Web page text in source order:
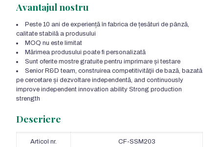
Avantajul nostru
Peste 10 ani de experiență în fabrica de țesături de pânză,
calitate stabilă a produsului
MOQ nu este limitat
Mărimea produsului poate fi personalizată
Sunt oferite mostre gratuite pentru imprimare și testare
Senior R&D team, construirea competitivităţii de bază, bazată
pe cercetare și dezvoltare independentă, and continuously
improve independent innovation ability Strong production
strength
Descriere
Articol nr. CF-SSM203